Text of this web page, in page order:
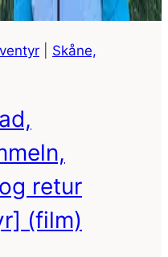
Skåne,
retur
(film)